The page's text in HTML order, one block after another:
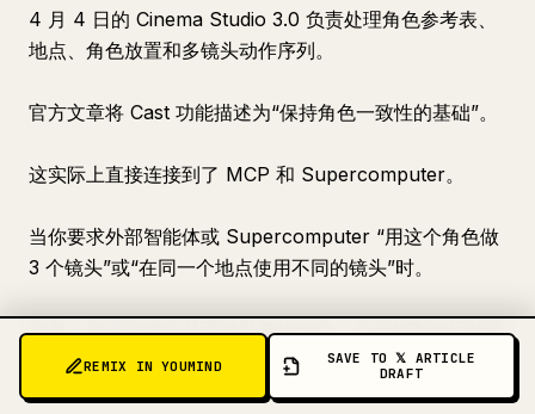
4 月 4 日的 Cinema Studio 3.0 负责处理角色参考表、
地点、角色放置和多镜头动作序列。
官方文章将 Cast 功能描述为“保持角色一致性的基础”。
这实际上直接连接到了 MCP 和 Supercomputer。
当你要求外部智能体或 Supercomputer “用这个角色做
3 个镜头”或“在同一个地点使用不同的镜头”时。
角色、地点和镜头是否被妥善结构化，会直接影响完成质
REMIX IN YOUMIND
SAVE TO 𝕏 ARTICLE
DRAFT